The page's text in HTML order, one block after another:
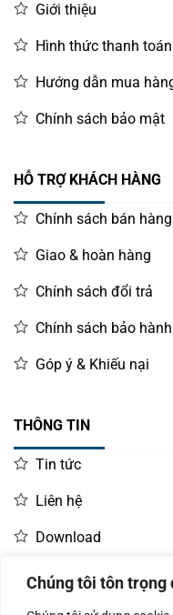
Chúng tôi tôn trọng
Giới thiệu
Hình thức thanh toán
Hướng dẫn mua
Chính sách bảo mật
HỖ TRỢ KHÁCH HÀNG
Chính sách bán hàng
Giao & hoàn hàng
Chính sách đổi trả
Chính sách bảo hành
Góp ý & Khiếu nại
THÔNG TIN
Tin tức
Liên hệ
Download
LIÊN HỆ MUA HÀNG